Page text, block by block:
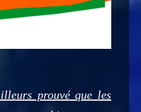
prouvé que les